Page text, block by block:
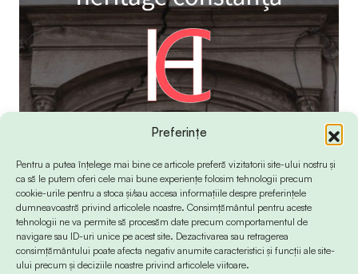
Preferințe
Pentru a putea înțelege mai bine ce articole preferă vizitatorii site-ului nostru și
ca să le putem oferi cele mai bune experiențe folosim tehnologii precum
cookie-urile pentru a stoca și/sau accesa informațiile despre preferințele
dumneavoastră privind articolele noastre. Consimțământul pentru aceste
tehnologii ne va permite să procesăm date precum comportamentul de
navigare sau ID-uri unice pe acest site. Dezactivarea sau retragerea
consimțământului poate afecta negativ anumite caracteristici și funcții ale site-
ului precum și deciziile noastre privind articolele viitoare.